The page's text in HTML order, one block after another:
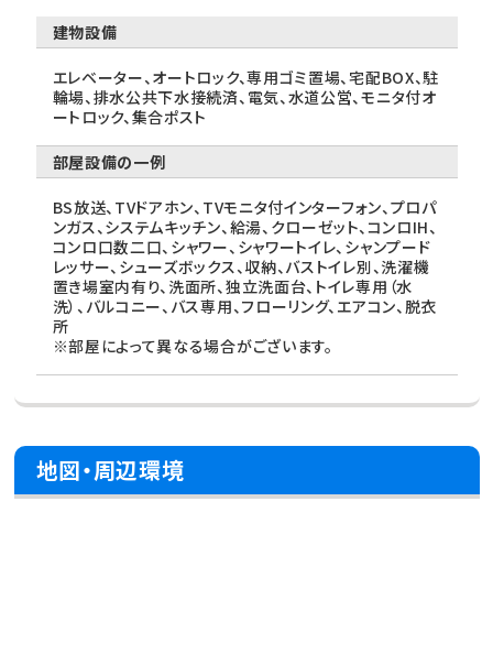
建物設備
エレベーター、オートロック、専用ゴミ置場、宅配BOX、駐
輪場、排水公共下水接続済、電気、水道公営、モニタ付オ
ートロック、集合ポスト
部屋設備の一例
BS放送、TVドアホン、TVモニタ付インターフォン、プロパ
ンガス、システムキッチン、給湯、クローゼット、コンロIH、
コンロ口数二口、シャワー、シャワートイレ、シャンプード
レッサー、シューズボックス、収納、バストイレ別、洗濯機
置き場室内有り、洗面所、独立洗面台、トイレ専用（水
洗）、バルコニー、バス専用、フローリング、エアコン、脱衣
所
※部屋によって異なる場合がございます。
地図・周辺環境